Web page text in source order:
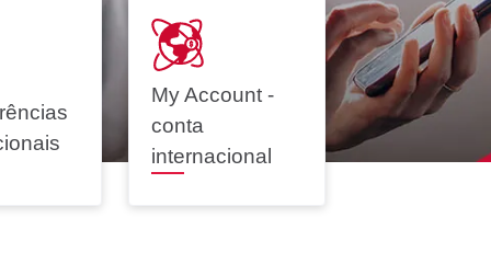
Renegociação de
My Account -
conta
internacional